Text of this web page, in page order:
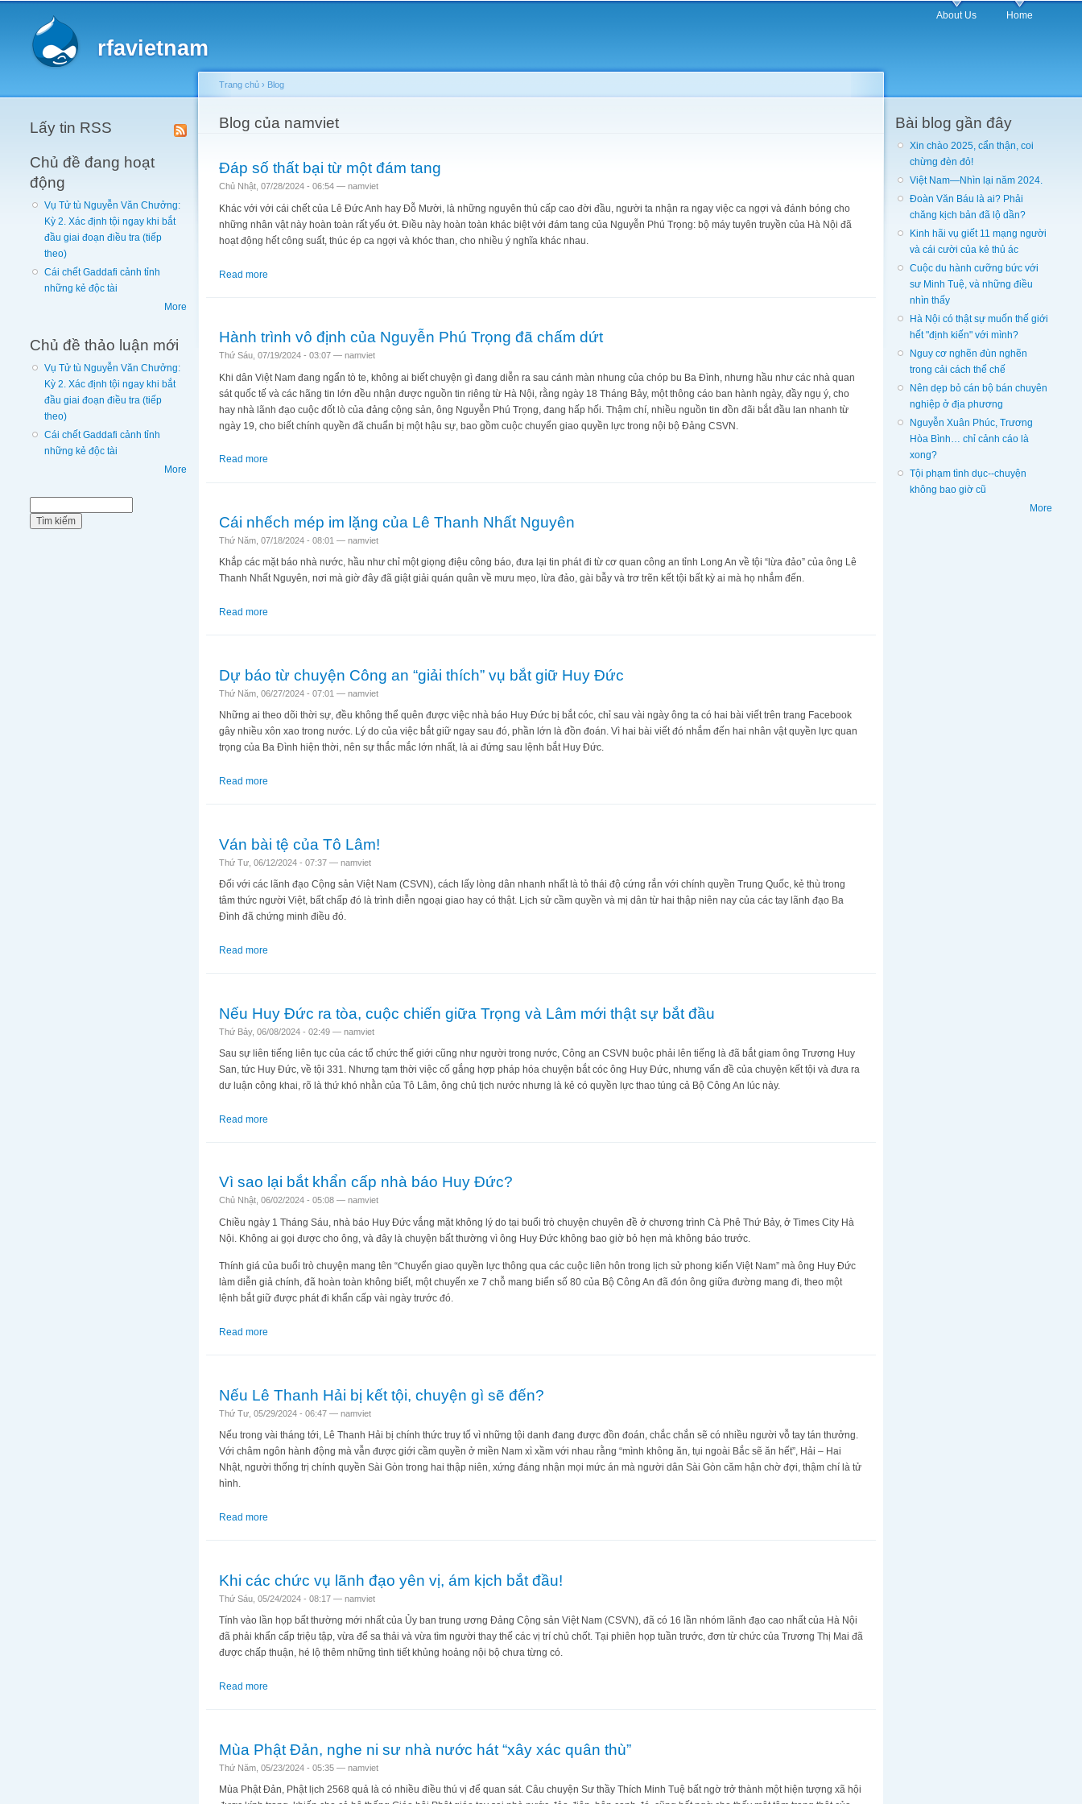
rfavietnam
About Us Home
Lấy tin RSS
Chủ đề đang hoạt
động
Vụ Tử tù Nguyễn Văn Chưởng:
Kỳ 2. Xác định tội ngay khi bắt
đầu giai đoạn điều tra (tiếp
theo)
Cái chết Gaddafi cảnh tỉnh
những kẻ độc tài
More
Chủ đề thảo luận mới
Vụ Tử tù Nguyễn Văn Chưởng:
Kỳ 2. Xác định tội ngay khi bắt
đầu giai đoạn điều tra (tiếp
theo)
Cái chết Gaddafi cảnh tỉnh
những kẻ độc tài
More
You are here
Trang chủ › Blog
Blog của namviet
Đáp số thất bại từ một đám tang
Chủ Nhật, 07/28/2024 - 06:54 — namviet
Khác với với cái chết của Lê Đức Anh hay Đỗ Mười, là những nguyên thủ cấp cao đời đầu, người ta nhận ra ngay việc ca ngợi và đánh bóng cho
những nhân vật này hoàn toàn rất yếu ớt. Điều này hoàn toàn khác biệt với đám tang của Nguyễn Phú Trọng: bộ máy tuyên truyền của Hà Nội đã
hoạt động hết công suất, thúc ép ca ngợi và khóc than, cho nhiều ý nghĩa khác nhau.
Read more
Hành trình vô định của Nguyễn Phú Trọng đã chấm dứt
Thứ Sáu, 07/19/2024 - 03:07 — namviet
Khi dân Việt Nam đang ngẩn tò te, không ai biết chuyện gì đang diễn ra sau cánh màn nhung của chóp bu Ba Đình, nhưng hầu như các nhà quan
sát quốc tế và các hãng tin lớn đều nhận được nguồn tin riêng từ Hà Nội, rằng ngày 18 Tháng Bảy, một thông cáo ban hành ngày, đầy ngụ ý, cho
hay nhà lãnh đạo cuộc đốt lò của đảng cộng sản, ông Nguyễn Phú Trọng, đang hấp hối. Thậm chí, nhiều nguồn tin đồn đãi bắt đầu lan nhanh từ
ngày 19, cho biết chính quyền đã chuẩn bị một hậu sự, bao gồm cuộc chuyển giao quyền lực trong nội bộ Đảng CSVN.
Read more
Cái nhếch mép im lặng của Lê Thanh Nhất Nguyên
Thứ Năm, 07/18/2024 - 08:01 — namviet
Khắp các mặt báo nhà nước, hầu như chỉ một giọng điệu công báo, đưa lại tin phát đi từ cơ quan công an tỉnh Long An về tội “lừa đảo” của ông Lê
Thanh Nhất Nguyên, nơi mà giờ đây đã giật giải quán quân về mưu mẹo, lừa đảo, gài bẫy và trơ trẽn kết tội bất kỳ ai mà họ nhắm đến.
Read more
Dự báo từ chuyện Công an “giải thích” vụ bắt giữ Huy Đức
Thứ Năm, 06/27/2024 - 07:01 — namviet
Những ai theo dõi thời sự, đều không thể quên được việc nhà báo Huy Đức bị bắt cóc, chỉ sau vài ngày ông ta có hai bài viết trên trang Facebook
gây nhiều xôn xao trong nước. Lý do của việc bắt giữ ngay sau đó, phần lớn là đồn đoán. Vì hai bài viết đó nhắm đến hai nhân vật quyền lực quan
trọng của Ba Đình hiện thời, nên sự thắc mắc lớn nhất, là ai đứng sau lệnh bắt Huy Đức.
Read more
Ván bài tệ của Tô Lâm!
Thứ Tư, 06/12/2024 - 07:37 — namviet
Đối với các lãnh đạo Cộng sản Việt Nam (CSVN), cách lấy lòng dân nhanh nhất là tỏ thái độ cứng rắn với chính quyền Trung Quốc, kẻ thù trong
tâm thức người Việt, bất chấp đó là trình diễn ngoại giao hay có thật. Lịch sử cầm quyền và mị dân từ hai thập niên nay của các tay lãnh đạo Ba
Đình đã chứng minh điều đó.
Read more
Nếu Huy Đức ra tòa, cuộc chiến giữa Trọng và Lâm mới thật sự bắt đầu
Thứ Bảy, 06/08/2024 - 02:49 — namviet
Sau sự liên tiếng liên tục của các tổ chức thế giới cũng như người trong nước, Công an CSVN buộc phải lên tiếng là đã bắt giam ông Trương Huy
San, tức Huy Đức, về tội 331. Nhưng tạm thời việc cố gắng hợp pháp hóa chuyện bắt cóc ông Huy Đức, nhưng vấn đề của chuyện kết tội và đưa ra
dư luận công khai, rõ là thứ khó nhằn của Tô Lâm, ông chủ tịch nước nhưng là kẻ có quyền lực thao túng cả Bộ Công An lúc này.
Read more
Vì sao lại bắt khẩn cấp nhà báo Huy Đức?
Chủ Nhật, 06/02/2024 - 05:08 — namviet
Chiều ngày 1 Tháng Sáu, nhà báo Huy Đức vắng mặt không lý do tại buổi trò chuyện chuyên đề ở chương trình Cà Phê Thứ Bảy, ở Times City Hà
Nội. Không ai gọi được cho ông, và đây là chuyện bất thường vì ông Huy Đức không bao giờ bỏ hẹn mà không báo trước.
Thính giá của buổi trò chuyện mang tên “Chuyển giao quyền lực thông qua các cuộc liên hôn trong lịch sử phong kiến Việt Nam” mà ông Huy Đức
làm diễn giả chính, đã hoàn toàn không biết, một chuyến xe 7 chỗ mang biển số 80 của Bộ Công An đã đón ông giữa đường mang đi, theo một
lệnh bắt giữ được phát đi khẩn cấp vài ngày trước đó.
Read more
Nếu Lê Thanh Hải bị kết tội, chuyện gì sẽ đến?
Thứ Tư, 05/29/2024 - 06:47 — namviet
Nếu trong vài tháng tới, Lê Thanh Hải bị chính thức truy tố vì những tội danh đang được đồn đoán, chắc chắn sẽ có nhiều người vỗ tay tán thưởng.
Với châm ngôn hành động mà vẫn được giới cầm quyền ở miền Nam xì xầm với nhau rằng “mình không ăn, tụi ngoài Bắc sẽ ăn hết”, Hải – Hai
Nhật, người thống trị chính quyền Sài Gòn trong hai thập niên, xứng đáng nhận mọi mức án mà người dân Sài Gòn căm hận chờ đợi, thậm chí là tử
hình.
Read more
Khi các chức vụ lãnh đạo yên vị, ám kịch bắt đầu!
Thứ Sáu, 05/24/2024 - 08:17 — namviet
Tính vào lần họp bất thường mới nhất của Ủy ban trung ương Đảng Cộng sản Việt Nam (CSVN), đã có 16 lần nhóm lãnh đạo cao nhất của Hà Nội
đã phải khẩn cấp triệu tập, vừa để sa thải và vừa tìm người thay thế các vị trí chủ chốt. Tại phiên họp tuần trước, đơn từ chức của Trương Thị Mai đã
được chấp thuận, hé lộ thêm những tình tiết khủng hoảng nội bộ chưa từng có.
Read more
Mùa Phật Đản, nghe ni sư nhà nước hát “xây xác quân thù”
Thứ Năm, 05/23/2024 - 05:35 — namviet
Mùa Phật Đản, Phật lịch 2568 quả là có nhiều điều thú vị để quan sát. Câu chuyện Sư thầy Thích Minh Tuệ bất ngờ trở thành một hiện tượng xã hội
Bài blog gần đây
Xin chào 2025, cẩn thận, coi
chừng đèn đỏ!
Việt Nam—Nhìn lại năm 2024.
Đoàn Văn Báu là ai? Phải
chăng kịch bản đã lộ dần?
Kinh hãi vụ giết 11 mạng người
và cái cười của kẻ thủ ác
Cuộc du hành cưỡng bức với
sư Minh Tuệ, và những điều
nhìn thấy
Hà Nội có thật sự muốn thế giới
hết "định kiến" với mình?
Nguy cơ nghẽn đùn nghẽn
trong cải cách thể chế
Nên dẹp bỏ cán bộ bán chuyên
nghiệp ở địa phương
Nguyễn Xuân Phúc, Trương
Hòa Bình… chỉ cảnh cáo là
xong?
Tội phạm tình dục--chuyện
không bao giờ cũ
More